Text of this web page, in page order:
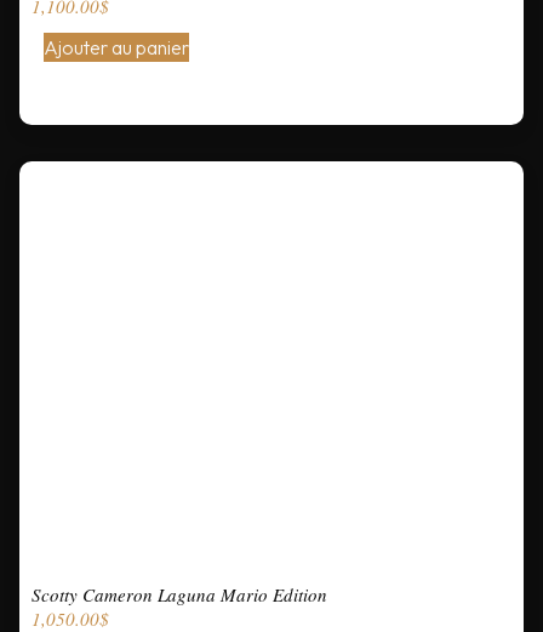
1,100.00$
Ajouter au panier
Scotty Cameron Laguna Mario Edition
1,050.00$